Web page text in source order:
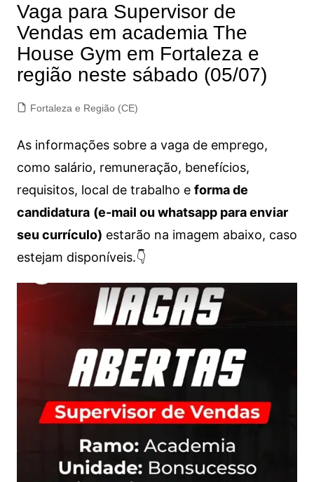
Vaga para Supervisor de
Vendas em academia The
House Gym em Fortaleza e
região neste sábado (05/07)
Fortaleza e Região (CE)
As informações sobre a vaga de emprego,
como salário, remuneração, benefícios,
requisitos, local de trabalho e forma de
candidatura (e-mail ou whatsapp para enviar
seu currículo) estarão na imagem abaixo, caso
estejam disponíveis.👇